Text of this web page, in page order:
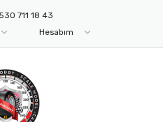
711 18 43
Hesabım